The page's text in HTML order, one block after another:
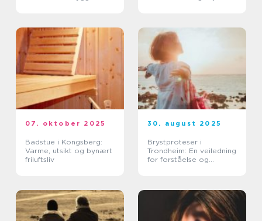
07. oktober 2025
Badstue i Kongsberg:
Varme, utsikt og bynært
friluftsliv
30. august 2025
Brystproteser i
Trondheim: En veiledning
for forståelse og